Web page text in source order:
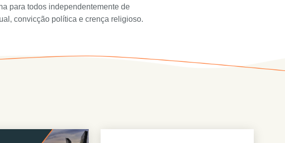
para todos independentemente de
convicção política e crença religioso.